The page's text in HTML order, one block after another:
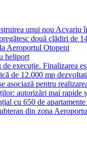
unui nou Acvariu
două clădiri de
Aeroportul Otopeni
heliport
execuție. Finalizarea
de 12.000 mp
pentru
autorizări mai rapide
cu 650 de
din zona